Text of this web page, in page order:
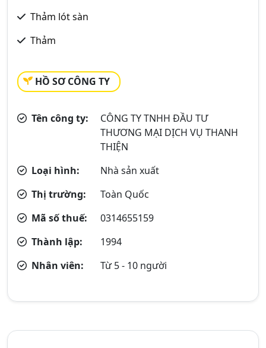
Thảm lót sàn
Thảm
HỒ SƠ CÔNG TY
Tên công ty:
CÔNG TY TNHH ĐẦU TƯ
THƯƠNG MẠI DỊCH VỤ THANH
THIỆN
Loại hình:
Nhà sản xuất
Thị trường:
Toàn Quốc
Mã số thuế:
0314655159
Thành lập:
1994
Nhân viên:
Từ 5 - 10 người